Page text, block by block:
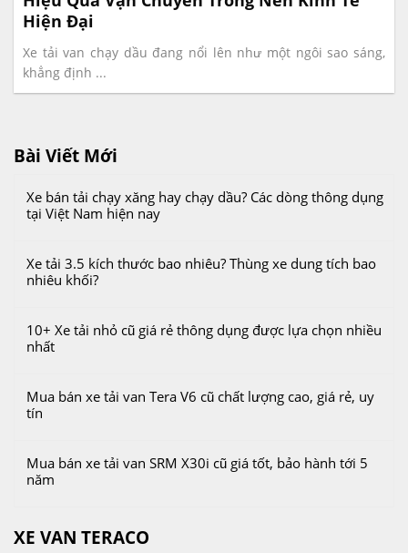
Hiện Đại
Xe tải van chạy dầu đang nổi lên như một ngôi sao sáng,
khẳng định ...
Bài Viết Mới
Xe bán tải chạy xăng hay chạy dầu? Các dòng thông dụng
tại Việt Nam hiện nay
Xe tải 3.5 kích thước bao nhiêu? Thùng xe dung tích bao
nhiêu khối?
10+ Xe tải nhỏ cũ giá rẻ thông dụng được lựa chọn nhiều
nhất
Mua bán xe tải van Tera V6 cũ chất lượng cao, giá rẻ, uy
tín
Mua bán xe tải van SRM X30i cũ giá tốt, bảo hành tới 5
năm
XE VAN TERACO